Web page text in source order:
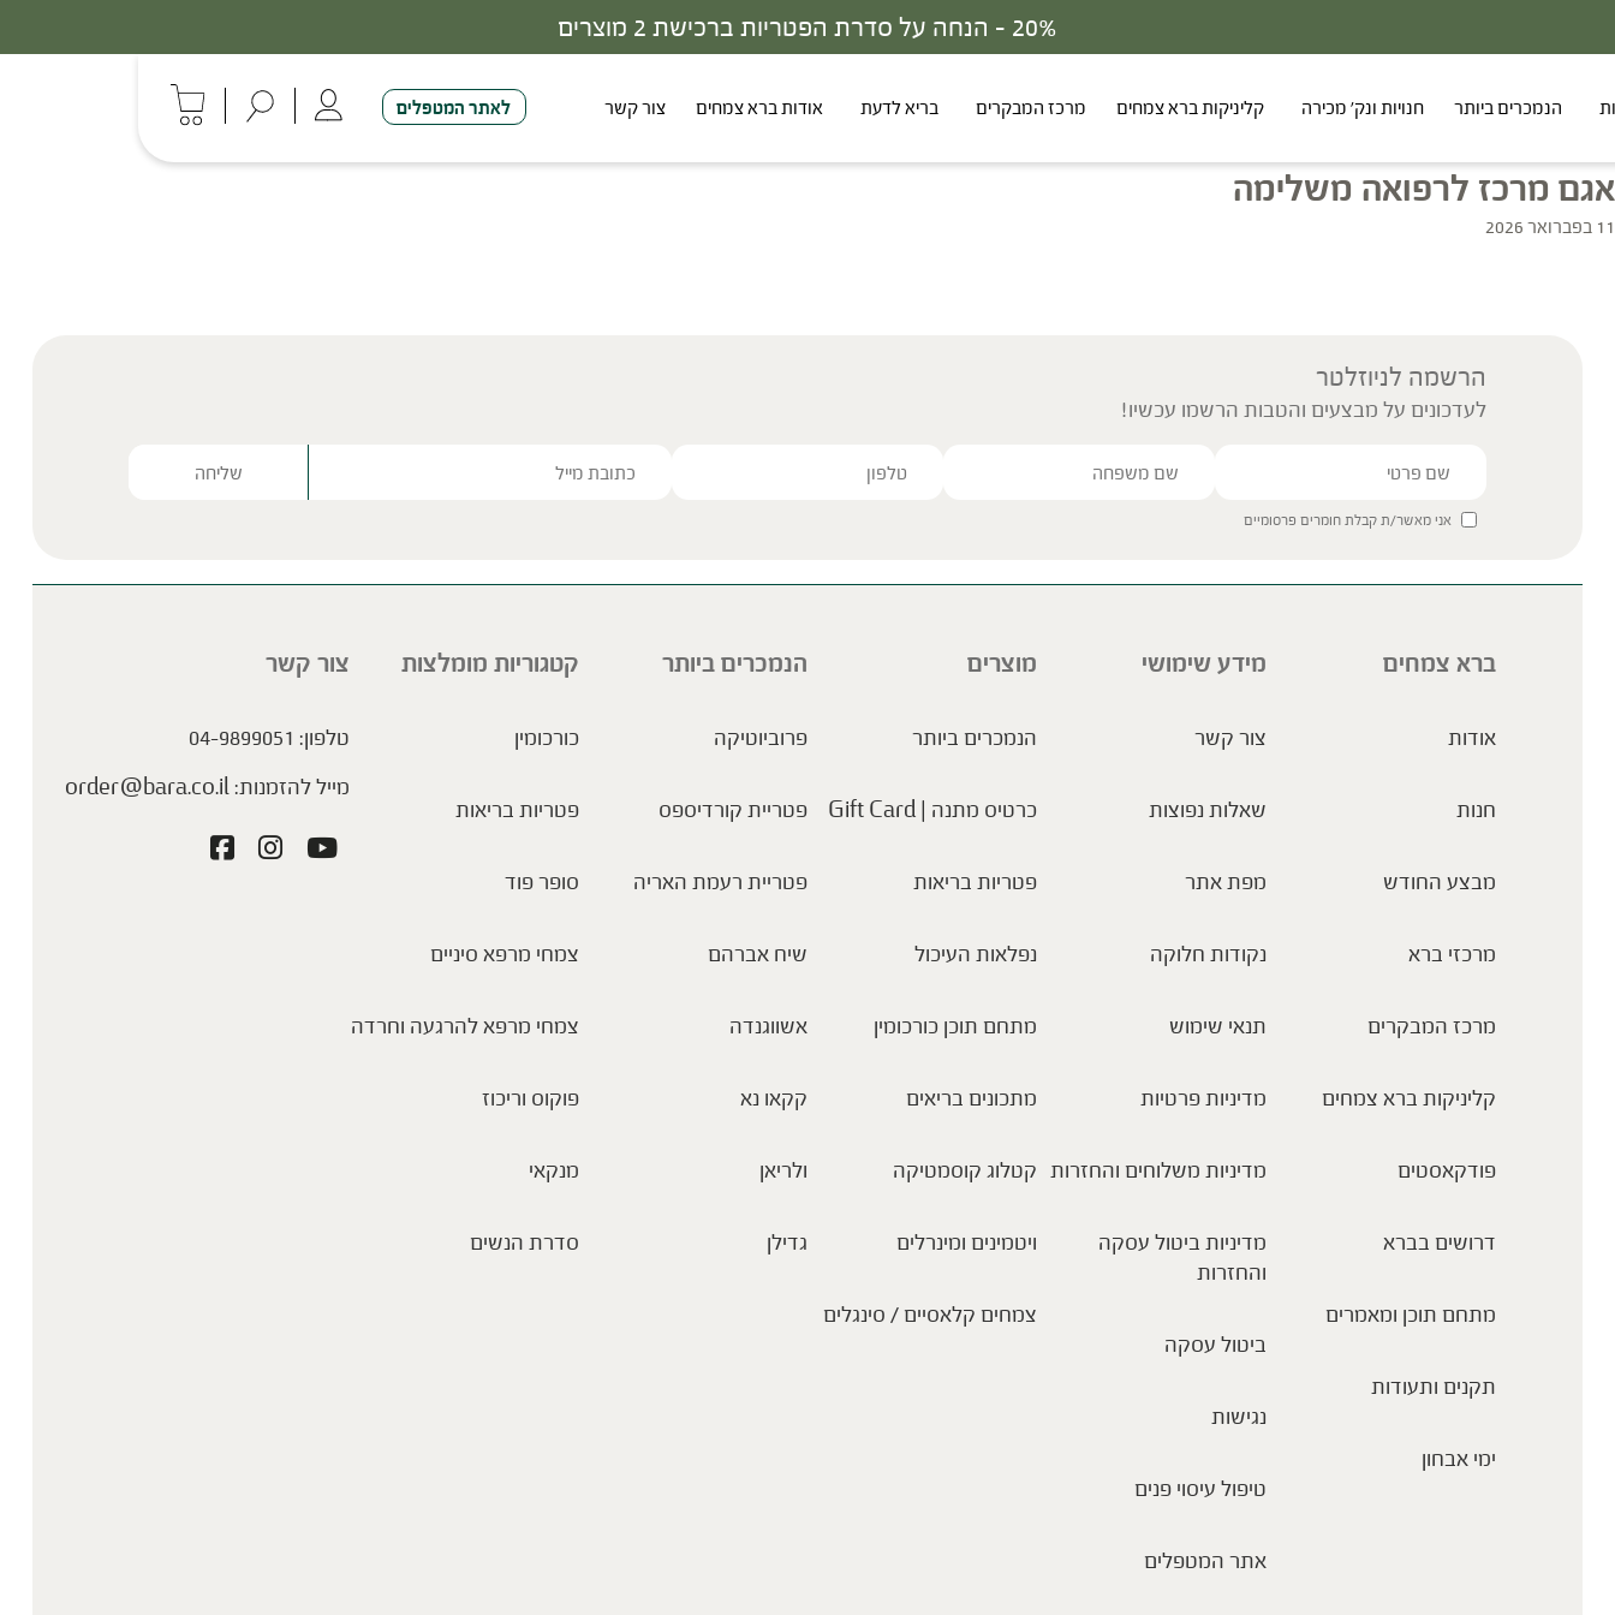
20% - הנחה על סדרת הפטריות ברכישת 2 מוצרים
הנמכרים ביותר חנויות ונק' מכירה קליניקות ברא צמחים מרכז המבקרים בריא לדעת אודות ברא צמחים צור קשר לאתר המטפלים
אגם מרכז לרפואה משלימה
11 בפברואר 2026
הרשמה לניוזלטר
לעדכונים על מבצעים והטבות הרשמו עכשיו!
אני מאשר/ת קבלת חומרים פרסומיים
ברא צמחים
אודות
חנות
מבצע החודש
מרכזי ברא
מרכז המבקרים
קליניקות ברא צמחים
פודקאסטים
דרושים בברא
מתחם תוכן ומאמרים
תקנים ותעודות
ימי אבחון
מידע שימושי
צור קשר
שאלות נפוצות
מפת אתר
נקודות חלוקה
תנאי שימוש
מדיניות פרטיות
מדיניות משלוחים והחזרות
מדיניות ביטול עסקה
והחזרות
ביטול עסקה
נגישות
טיפול עיסוי פנים
אתר המטפלים
מוצרים
הנמכרים ביותר
כרטיס מתנה | Gift Card
פטריות בריאות
נפלאות העיכול
מתחם תוכן כורכומין
מתכונים בריאים
קטלוג קוסמטיקה
ויטמינים ומינרלים
צמחים קלאסיים / סינגלים
הנמכרים ביותר
פרוביוטיקה
פטריית קורדיספס
פטריית רעמת האריה
שיח אברהם
אשווגנדה
קקאו נא
ולריאן
גדילן
קטגוריות מומלצות
כורכומין
פטריות בריאות
סופר פוד
צמחי מרפא סיניים
צמחי מרפא להרגעה וחרדה
פוקוס וריכוז
מנקאי
סדרת הנשים
צור קשר
טלפון: 04-9899051
מייל להזמנות:order@bara.co.il